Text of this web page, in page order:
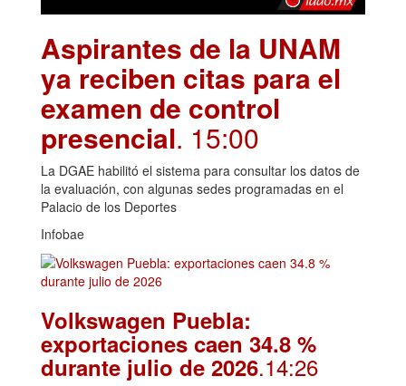
Aspirantes de la UNAM
ya reciben citas para el
examen de control
presencial. 15:00
La DGAE habilitó el sistema para consultar los datos de
la evaluación, con algunas sedes programadas en el
Palacio de los Deportes
Infobae
Volkswagen Puebla:
exportaciones caen 34.8 %
durante julio de 2026.14:26